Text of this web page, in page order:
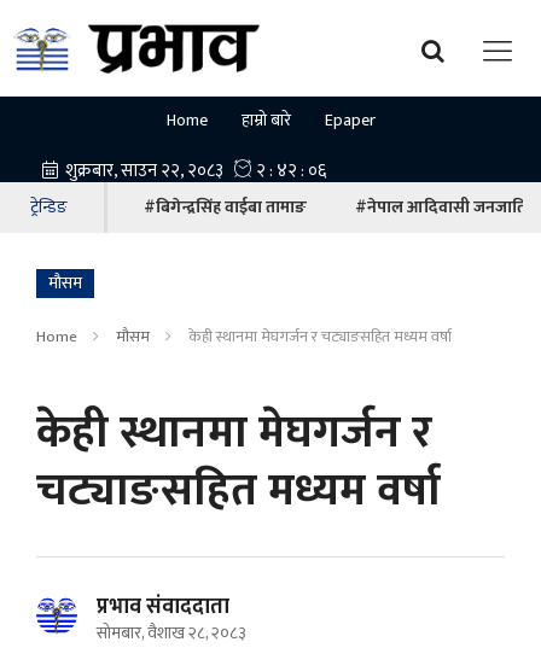
Home हाम्रो बारे Epaper
ट्रेन्डिङ #बिगेन्द्रसिंह वाईबा तामाङ #नेपाल आदिवासी जनजाति
माैसम
Home माैसम केही स्थानमा मेघगर्जन र चट्याङसहित मध्यम वर्षा
केही स्थानमा मेघगर्जन र
चट्याङसहित मध्यम वर्षा
प्रभाव संवाददाता
सोमबार, वैशाख २८, २०८३